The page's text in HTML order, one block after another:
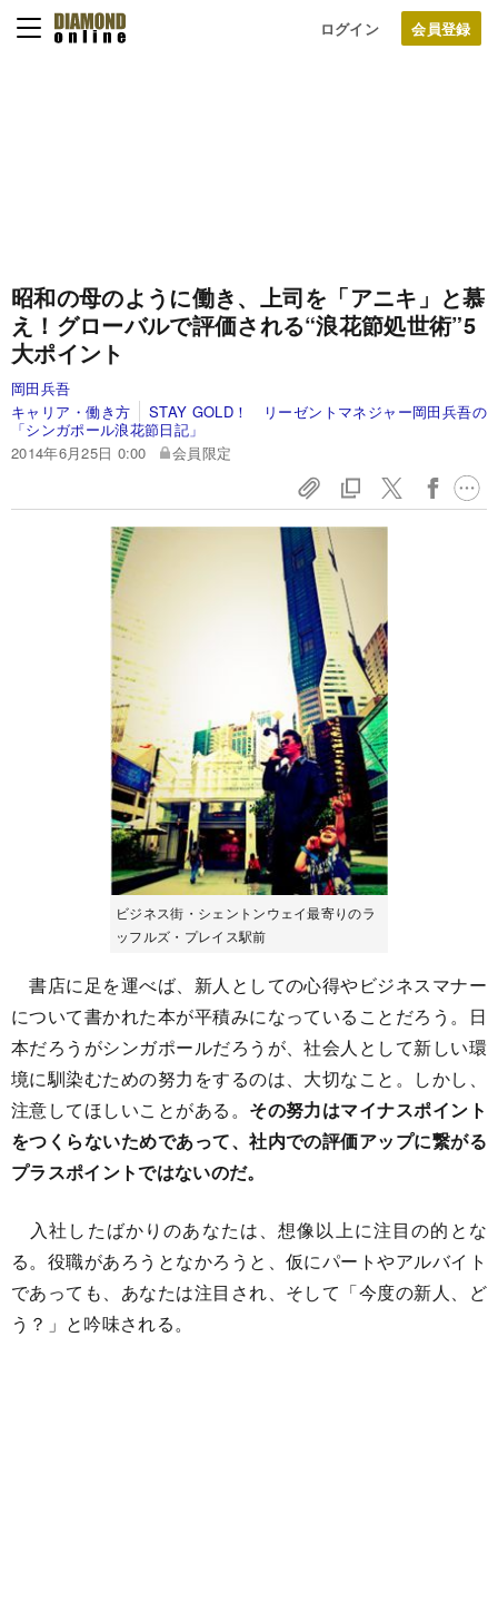
ログイン
昭和の母のように働き、上司を「アニキ」と慕
え！ グローバルで評価される“浪花節処世術”5
大ポイント
岡田兵吾
キャリア・働き方
STAY GOLD！ リーゼントマネジャー岡田兵吾の
「シンガポール浪花節日記」
2014年6月25日 0:00
会員限定
ビジネス街・シェントンウェイ最寄りのラ
ッフルズ・プレイス駅前
書店に足を運べば、新人としての心得やビジネスマナー
について書かれた本が平積みになっていることだろう。日
本だろうがシンガポールだろうが、社会人として新しい環
境に馴染むための努力をするのは、大切なこと。しかし、
注意してほしいことがある。 その努力はマイナスポイント
をつくらないためであって、社内での評価アップに繋がる
プラスポイントではないのだ。
入社したばかりのあなたは、想像以上に注目の的とな
る。役職があろうとなかろうと、仮にパートやアルバイト
であっても、あなたは注目され、そして「今度の新人、ど
う？」と吟味される。